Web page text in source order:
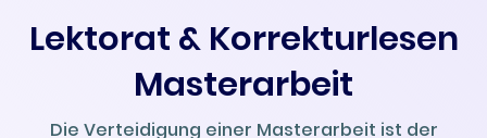
Lektorat & Korrekturlesen
Masterarbeit
Die Verteidigung einer Masterarbeit ist der